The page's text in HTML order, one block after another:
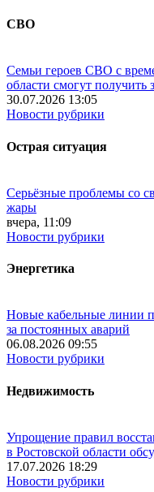
СВО
Семьи героев СВО с
области смогут получить
30.07.2026 13:05
Новости рубрики
Острая ситуация
Серьёзные проблемы со
жары
вчера, 11:09
Новости рубрики
Энергетика
Новые кабельные линии
за постоянных аварий
06.08.2026 09:55
Новости рубрики
Недвижимость
Упрощение правил
в Ростовской области
17.07.2026 18:29
Новости рубрики